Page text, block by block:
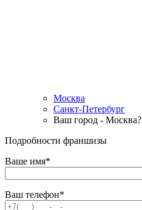
Москва
Санкт-Петербург
Ваш город - Москва?
Подробности франшизы
Ваше имя*
Ваш телефон*